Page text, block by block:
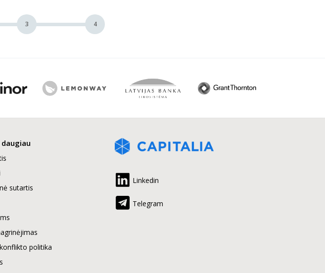
3 4
sutartis
politika
Linkedin
Telegram